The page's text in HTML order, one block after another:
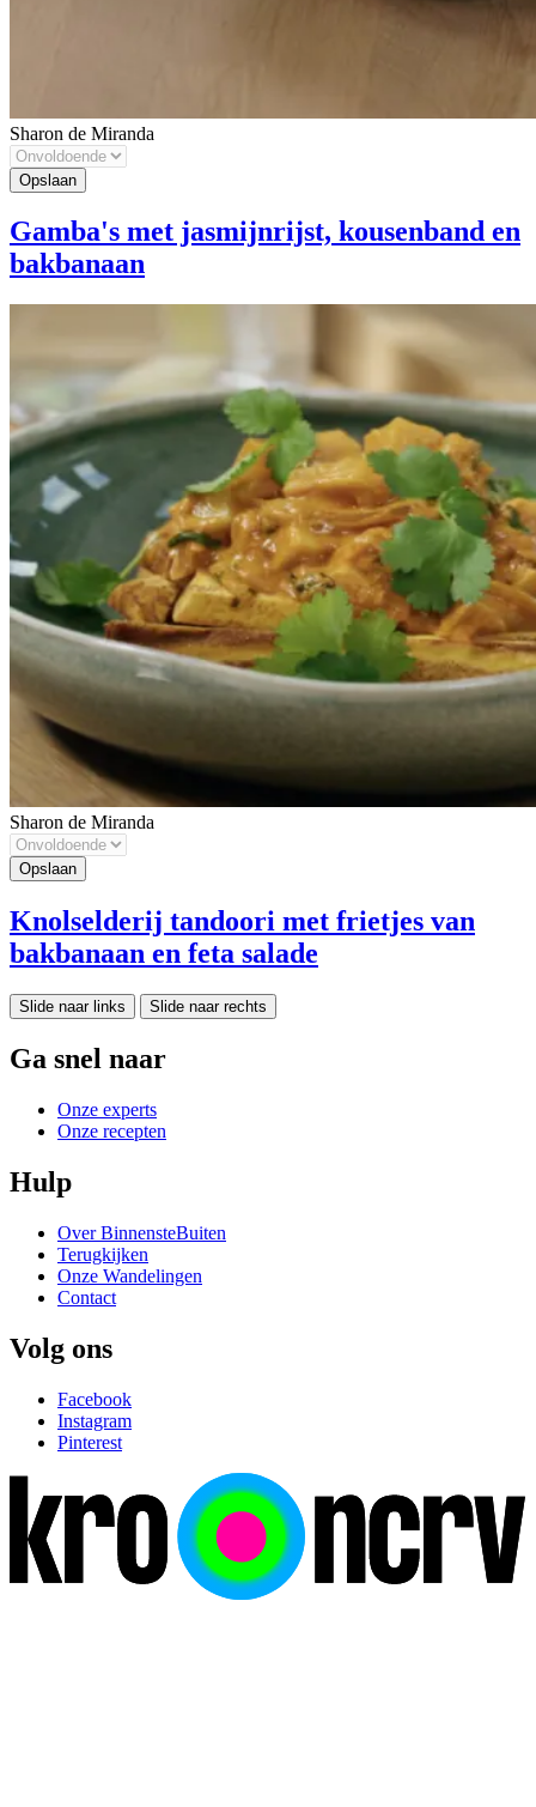
Sharon de Miranda
Gamba's met jasmijnrijst, kousenband en
bakbanaan
Sharon de Miranda
Knolselderij tandoori met frietjes van
bakbanaan en feta salade
Slide naar links Slide naar rechts
Ga snel naar
Onze experts
Onze recepten
Hulp
Over BinnensteBuiten
Terugkijken
Onze Wandelingen
Contact
Volg ons
Facebook
Instagram
Pinterest